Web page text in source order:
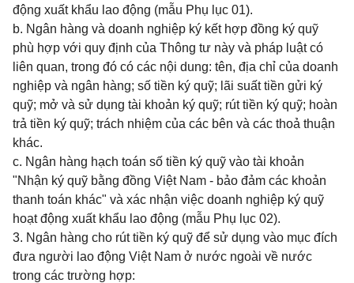
động xuất khẩu lao động (mẫu Phụ lục 01).
b. Ngân hàng và doanh nghiệp ký kết hợp đồng ký quỹ
phù hợp với quy định của Thông tư này và pháp luật có
liên quan, trong đó có các nội dung: tên, địa chỉ của doanh
nghiệp và ngân hàng; số tiền ký quỹ; lãi suất tiền gửi ký
quỹ; mở và sử dụng tài khoản ký quỹ; rút tiền ký quỹ; hoàn
trả tiền ký quỹ; trách nhiệm của các bên và các thoả thuận
khác.
c. Ngân hàng hạch toán số tiền ký quỹ vào tài khoản
"Nhận ký quỹ bằng đồng Việt Nam - bảo đảm các khoản
thanh toán khác" và xác nhận việc doanh nghiệp ký quỹ
hoạt động xuất khẩu lao động (mẫu Phụ lục 02).
3. Ngân hàng cho rút tiền ký quỹ để sử dụng vào mục đích
đưa người lao động Việt Nam ở nước ngoài về nước
trong các trường hợp: